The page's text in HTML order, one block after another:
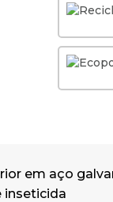
aço
em aço
inseticida